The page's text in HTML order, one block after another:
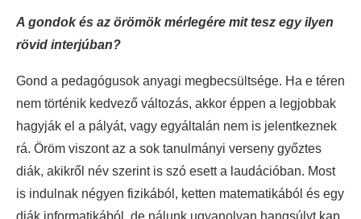
A gondok és az örömök mérlegére mit tesz egy ilyen
rövid interjúban?
Gond a pedagógusok anyagi megbecsültsége. Ha e téren
nem történik kedvező változás, akkor éppen a legjobbak
hagyják el a pályát, vagy egyáltalán nem is jelentkeznek
rá. Öröm viszont az a sok tanulmányi verseny győztes
diák, akikről név szerint is szó esett a laudációban. Most
is indulnak négyen fizikából, ketten matematikából és egy
diák informatikából, de nálunk ugyanolyan hangsúlyt kap